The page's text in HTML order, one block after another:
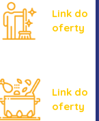
Link do
oferty
Link do
oferty